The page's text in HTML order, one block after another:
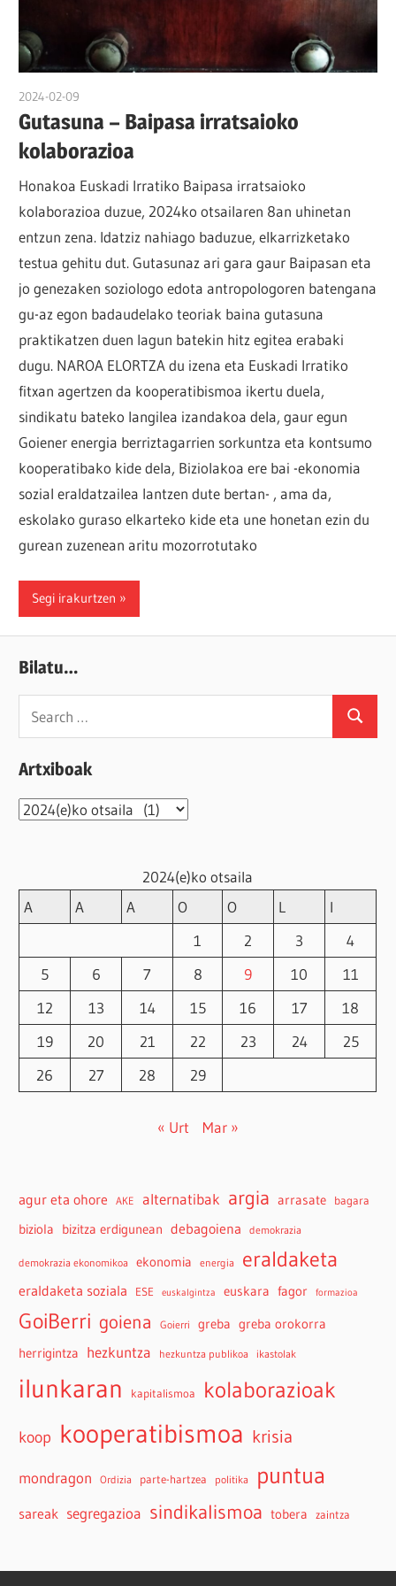
2024-02-09
Gutasuna – Baipasa irratsaioko
kolaborazioa
Honakoa Euskadi Irratiko Baipasa irratsaioko
kolaborazioa duzue, 2024ko otsailaren 8an uhinetan
entzun zena. Idatziz nahiago baduzue, elkarrizketako
testua gehitu dut. Gutasunaz ari gara gaur Baipasan eta
jo genezaken soziologo edota antropologoren batengana
gu-az egon badaudelako teoriak baina gutasuna
praktikatzen duen lagun batekin hitz egitea erabaki
dugu. NAROA ELORTZA du izena eta Euskadi Irratiko
fitxan agertzen da kooperatibismoa ikertu duela,
sindikatu bateko langilea izandakoa dela, gaur egun
Goiener energia berriztagarrien sorkuntza eta kontsumo
kooperatibako kide dela, Biziolakoa ere bai -ekonomia
sozial eraldatzailea lantzen dute bertan- , ama da,
eskolako guraso elkarteko kide eta une honetan ezin du
gurean zuzenean aritu mozorrotutako
Segi irakurtzen
Bilatu…
Search
Artxiboak
Artxiboak
2024(e)ko otsaila
A
A A O O L
I
1
2 3
4
5
6 7 8 9 10
11
12
13 14 15 16 17
18
19
20 21 22 23 24
25
26
27 28 29
« Urt Mar »
agur eta ohore AKE alternatibak argia arrasate bagara
biziola bizitza erdigunean debagoiena demokrazia
demokrazia ekonomikoa ekonomia energia eraldaketa
eraldaketa soziala ESE euskalgintza euskara fagor formazioa
GoiBerri goiena Goierri greba greba orokorra
herrigintza
hezkuntza hezkuntza publikoa ikastolak
ilunkaran kapitalismoa kolaborazioak
koop kooperatibismoa krisia
mondragon Ordizia parte-hartzea politika puntua
sareak segregazioa sindikalismoa tobera zaintza